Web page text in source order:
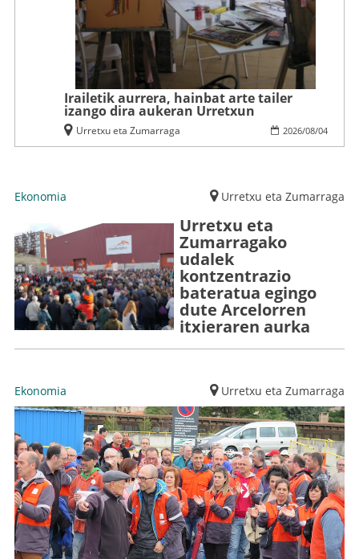
Irailetik aurrera, hainbat arte tailer
izango dira aukeran Urretxun
2026/08/04
Urretxu eta Zumarraga
Ekonomia Urretxu eta Zumarraga
Urretxu eta
Zumarragako
udalek
kontzentrazio
bateratua egingo
dute Arcelorren
itxieraren aurka
Ekonomia Urretxu eta Zumarraga